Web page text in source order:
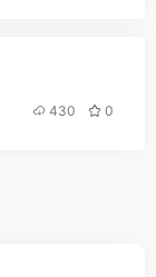
430 0